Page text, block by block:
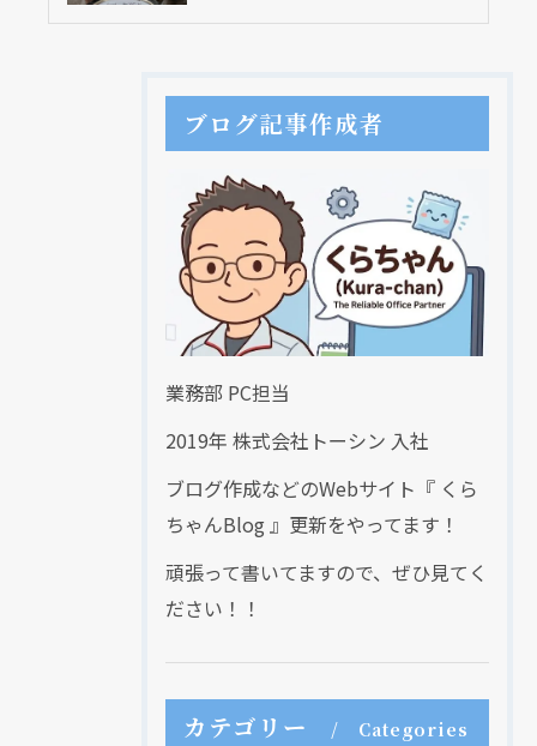
ブログ記事作成者
業務部 PC担当
2019年 株式会社トーシン 入社
ブログ作成などのWebサイト『 くら
ちゃんBlog 』更新をやってます！
頑張って書いてますので、ぜひ見てく
ださい！！
カテゴリー Categories